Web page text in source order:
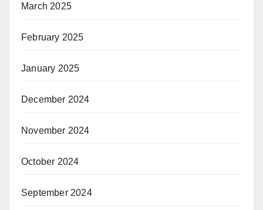
March 2025
February 2025
January 2025
December 2024
November 2024
October 2024
September 2024